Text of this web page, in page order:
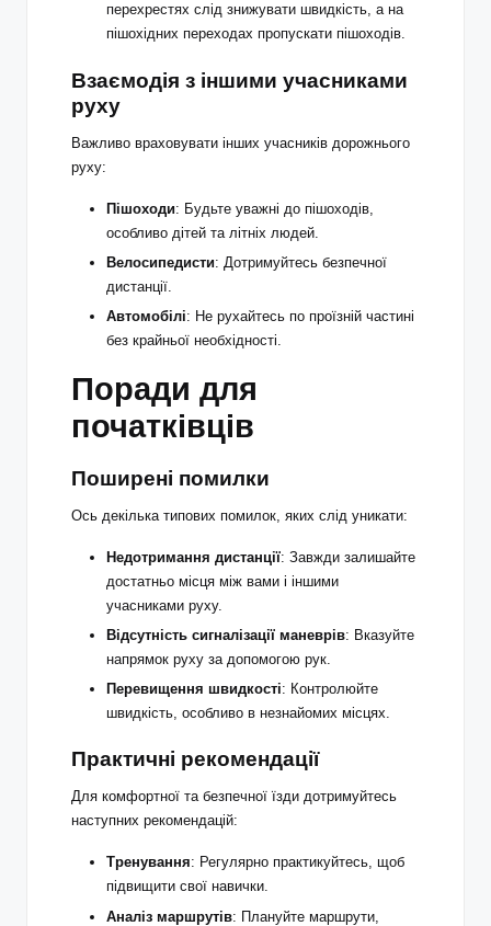
перехрестях слід знижувати швидкість, а на
пішохідних переходах пропускати пішоходів.
Взаємодія з іншими учасниками
руху
Важливо враховувати інших учасників дорожнього
руху:
Пішоходи: Будьте уважні до пішоходів,
особливо дітей та літніх людей.
Велосипедисти: Дотримуйтесь безпечної
дистанції.
Автомобілі: Не рухайтесь по проїзній частині
без крайньої необхідності.
Поради для
початківців
Поширені помилки
Ось декілька типових помилок, яких слід уникати:
Недотримання дистанції: Завжди залишайте
достатньо місця між вами і іншими
учасниками руху.
Відсутність сигналізації маневрів: Вказуйте
напрямок руху за допомогою рук.
Перевищення швидкості: Контролюйте
швидкість, особливо в незнайомих місцях.
Практичні рекомендації
Для комфортної та безпечної їзди дотримуйтесь
наступних рекомендацій:
Тренування: Регулярно практикуйтесь, щоб
підвищити свої навички.
Аналіз маршрутів: Плануйте маршрути,